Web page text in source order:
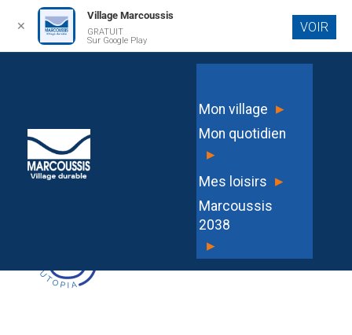
contenu
Mon village ▸
Mon quotidien
▸
Mes loisirs ▸
Marcoussis
2038
▸
DÉLIBÉRATIONS DU CONSEIL
D’ADMINISTRATION N°2026-03-04
✕
Village Marcoussis
GRATUIT
Sur Google Play
VOIR